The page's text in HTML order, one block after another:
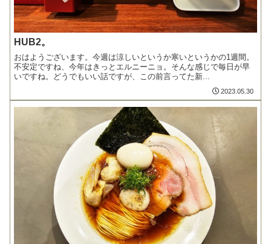
HUB2。
おはようございます。今週は涼しいというか寒いというかの1週間。
不安定ですね、今年はきっとエルニーニョ。そんな感じで毎日が早
いですね。どうでもいい話ですが、この前言ってた新...
2023.05.30